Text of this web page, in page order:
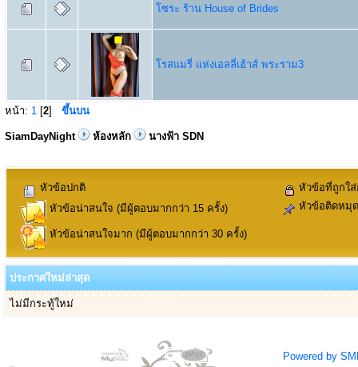
โซระ ร้าน House of Brides
โรสแมรี่ แห่งเอลลี่เฮ้าส์ พระราม3
หน้า: 1 [2] ขึ้นบน
SiamDayNight ห้องหลัก นางฟ้า SDN
หัวข้อปกติ
หัวข้อน่าสนใจ (มีผู้ตอบมากกว่า 15 ครั้ง)
หัวข้อน่าสนใจมาก (มีผู้ตอบมากกว่า 30 ครั้ง)
หัวข้อที่ถูกใ
หัวข้อติดหมุด
ประกาศใหม่ล่าสุด
ไม่มีกระทู้ใหม่
Powered by